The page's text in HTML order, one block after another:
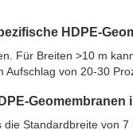
HDPE-
Für Breiten >10 m
von 20-30
Geomembranen
Standardbreite von